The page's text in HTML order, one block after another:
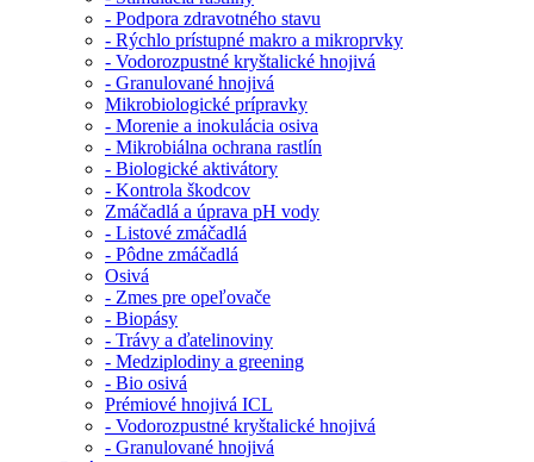
- Podpora zdravotného stavu
- Rýchlo prístupné makro a mikroprvky
- Vodorozpustné kryštalické hnojivá
- Granulované hnojivá
Mikrobiologické prípravky
- Morenie a inokulácia osiva
- Mikrobiálna ochrana rastlín
- Biologické aktivátory
- Kontrola škodcov
Zmáčadlá a úprava pH vody
- Listové zmáčadlá
- Pôdne zmáčadlá
Osivá
- Zmes pre opeľovače
- Biopásy
- Trávy a ďatelinoviny
- Medziplodiny a greening
- Bio osivá
Prémiové hnojivá ICL
- Vodorozpustné kryštalické hnojivá
- Granulované hnojivá